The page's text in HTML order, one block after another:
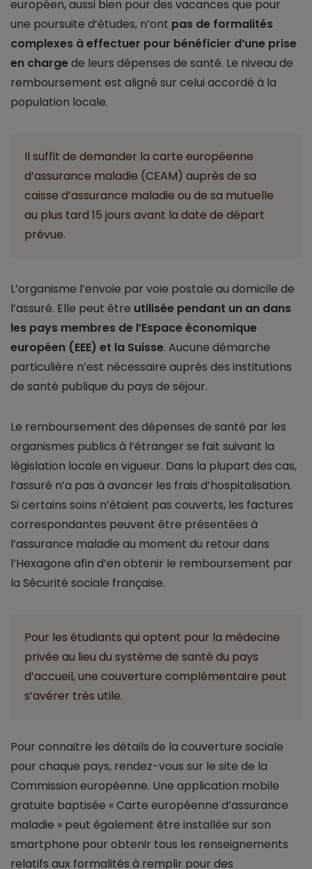
européen, aussi bien pour des vacances que pour
une poursuite d’études, n’ont pas de formalités
complexes à effectuer pour bénéficier d’une prise
en chargede leurs dépenses de santé. Le niveau de
remboursement est aligné sur celui accordé à la
population locale.
Il suffit de demander la carte européenne
d’assurance maladie (CEAM) auprès de sa
caisse d’assurance maladie ou de sa mutuelle
au plus tard 15 jours avant la date de départ
prévue.
L’organisme l’envoie par voie postale au domicile de
l’assuré. Elle peut être utilisée pendant un an dans
les pays membres de l’Espace économique
européen (EEE) et la Suisse. Aucune démarche
particulière n’est nécessaire auprès des institutions
de santé publique du pays de séjour.
Le remboursement des dépenses de santé par les
organismes publics à l’étranger se fait suivant la
législation locale en vigueur. Dans la plupart des cas,
l’assuré n’a pas à avancer les frais d’hospitalisation.
Si certains soins n’étaient pas couverts, les factures
correspondantes peuvent être présentées à
l’assurance maladie au moment du retour dans
l’Hexagone afin d’en obtenir le remboursement par
la Sécurité sociale française.
Pour les étudiants qui optent pour la médecine
privée au lieu du système de santé du pays
d’accueil, une couverture complémentaire peut
s’avérer très utile.
Pour connaitre les détails de la couverture sociale
pour chaque pays, rendez-vous sur le site de la
Commission européenne. Une application mobile
gratuite baptisée « Carte européenne d’assurance
maladie » peut également être installée sur son
smartphone pour obtenir tous les renseignements
relatifs aux formalités à remplir pour des